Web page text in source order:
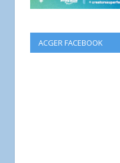
ACGER FACEBOOK